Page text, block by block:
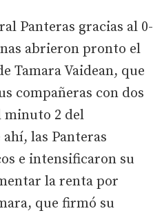
Panteras gracias al 0-
abrieron pronto el
Tamara Vaidean, que
compañeras con dos
minuto 2 del
las Panteras
e intensificaron su
la renta por
que firmó su